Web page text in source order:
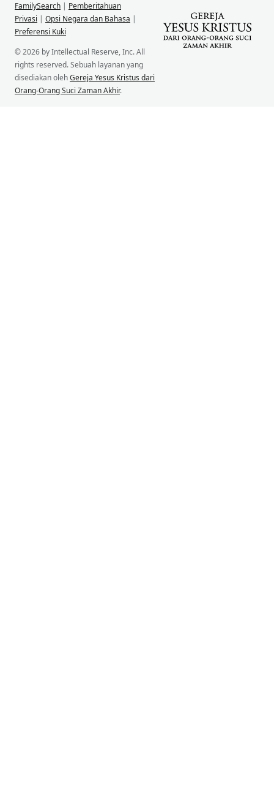
FamilySearch | Pemberitahuan
Privasi | Opsi Negara dan Bahasa |
Preferensi Kuki
© 2026 by Intellectual Reserve, Inc. All
rights reserved. Sebuah layanan yang
disediakan olehGereja Yesus Kristus dari
Orang-Orang Suci Zaman Akhir.